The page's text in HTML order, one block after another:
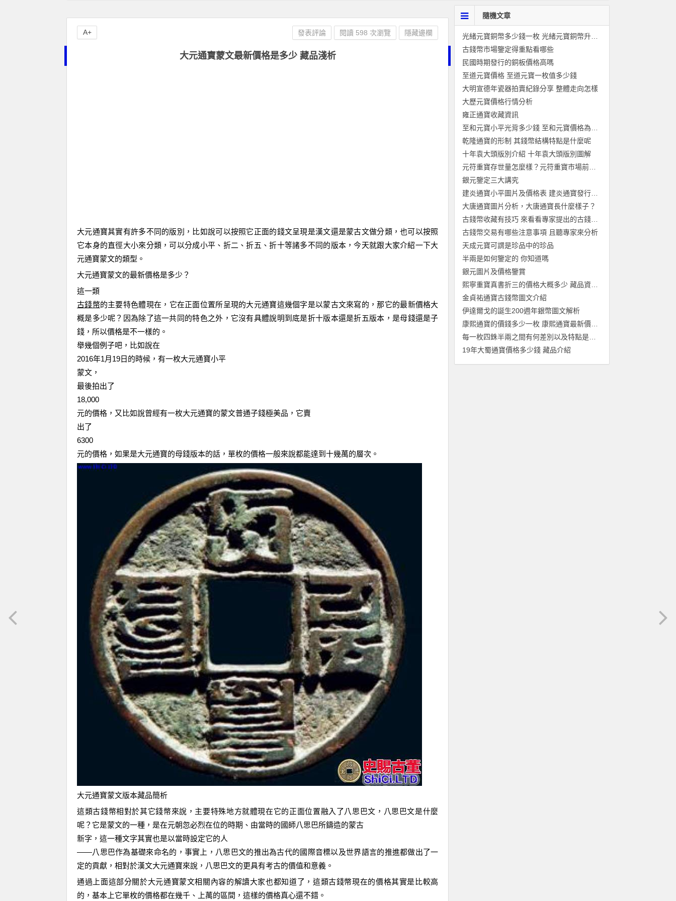
大元通寶蒙文最新價格是多少 藏品淺析
大元通寶其實有許多不同的版別，比如說可以按照它正面的錢文呈現是漢文還是蒙古文做分類，也可以按照
它本身的直徑大小來分類，可以分成小平、折二、折五、折十等諸多不同的版本，今天就跟大家介紹一下大
元通寶蒙文的類型。
大元通寶蒙文的最新價格是多少？
這一類
古錢幣的主要特色體現在 ， 它在正面位置所呈現的大元通寶這幾個字是以蒙古文來寫的 ，那它的最新價格大
概是多少呢 ？ 因為除了這一共同的特色之外，它沒有具體說明到底是折十版本還是折五版本，是母錢還是子
錢 ，所以價格是不一樣的 。
舉幾個例子吧，比如說在
2016年1月 19日的時候，有一枚大元通寶小平
蒙文，
最後拍出了
18,000
元的價格，又比如說曾經有一枚大元通寶的蒙文普通子錢極美品 ，它賣
出了
6300
元的價格，如果是大元通寶的母錢版本的話， 單枚的價格一般來說都能達到十幾萬的層次。
大元通寶蒙文版本藏品簡析
這類古錢幣相對於其它錢幣來說，主要特殊地方就體現在它的正面位置融入了 八思巴文 ，八思巴文是什麼
呢？ 它是蒙文的一種，是在元朝忽必烈在位的時期 、 由當時的國師八思巴所鑄造的蒙古
新字，這一種文字其實也是以當時設定它的人
——八思巴作為基礎來命名的，事實上，八思巴文的推出為古代的國際音標以及世界語言的推進都做出了一
定的貢獻，相對於漢文大元通寶來說，八思巴文的更具有考古的價值和意義。
通過上面這部分關於大元通寶蒙文相關內容的解讀大家也都知道了，這類古錢幣現在的價格其實是比較高
的，基本上它單枚的價格都在幾千、上萬的區間，這樣的價格真心還不錯。
發表評論 閱讀 598 次瀏覽 隱藏邊欄
A+
隨機文章
古錢幣市場鑒定得重點看哪些
民國時期發行的銅板價格高嗎
至道元寶價格 至道元寶一枚值多少錢
大明宣德年瓷器拍賣紀錄分享 整體走向怎樣
大歷元寶價格行情分析
雍正通寶收藏資訊
乾隆通寶的形制 其錢幣結構特點是什麼呢
十年袁大頭版別介紹 十年袁大頭版別圖解
銀元鑒定三大講究
大唐通寶圖片分析，大唐通寶長什麼樣子？
古錢幣交易有哪些注意事項 且聽專家來分析
天成元寶可謂是珍品中的珍品
半兩是如何鑒定的 你知道嗎
銀元圖片及價格鑒賞
金貞祐通寶古錢幣圖文介紹
伊達爾戈的誕生200週年銀幣圖文解析
19年大蜀通寶價格多少錢 藏品介紹